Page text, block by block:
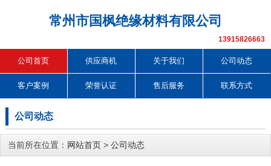
常州市国枫绝缘材料有限公司
13915826663
公司首页 供应商机 关于我们 公司动态
客户案例 荣誉认证 售后服务 联系方式
公司动态
当前所在位置： 网站首页 > 公司动态